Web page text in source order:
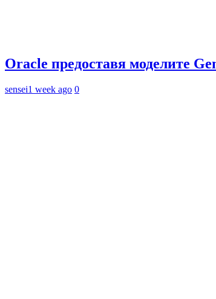
Oracle предоставя моделите
sensei1 week ago 0